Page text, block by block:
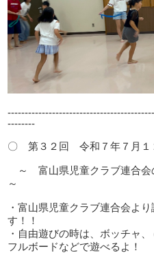
--------
〇 第３２回 令和７年７月
～ 富山県児童クラブ連合会
～
・富山県児童クラブ連合会よ
す！！
・自由遊びの時は、ボッチャ
フルボードなどで遊べるよ！